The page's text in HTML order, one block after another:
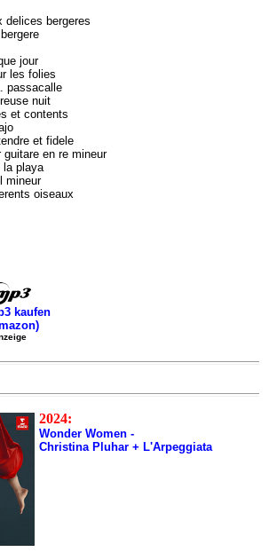
delices bergeres
jour
les folies
passacalle
nuit
et contents
et fidele
en re mineur
la playa
mineur
oiseaux
kaufen
2024:
Wonder Women -
Christina Pluhar + L'Arpeggiata